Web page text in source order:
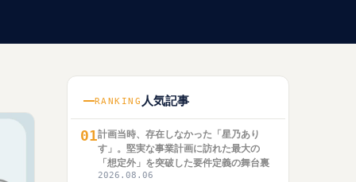
RANKING 人気記事
01計画当時、存在しなかった「星乃あり
す」。堅実な事業計画に訪れた最大の
「想定外」を突破した要件定義の舞台裏
2026.08.06